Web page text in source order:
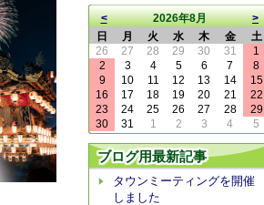
< 2026年8月
>
日
月 火 水 木 金
土
26
27 28 29 30 31
1
2
3 4 5 6 7
8
9
10 11 12 13 14
15
16
17 18 19 20 21
22
23
24 25 26 27 28
29
30
31 1 2 3 4 5
ブログ用最新記事
タウンミーティングを開催
しました